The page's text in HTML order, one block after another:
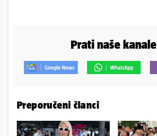
Prati naše kanale
Preporučeni članci